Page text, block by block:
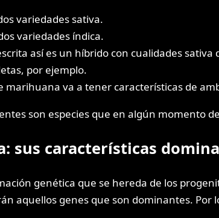
variedades sativa.
variedades índica.
así es un híbrido con cualidades
por ejemplo.
marihuana va a tener características de
son especies que en algún momento
sus características
genética que se hereda de los
aquellos genes que son dominantes. Por